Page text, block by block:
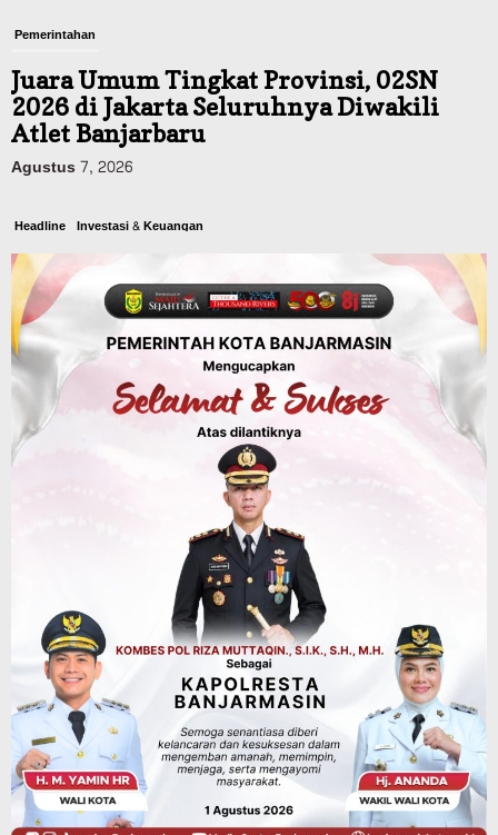
Pemerintahan
Juara Umum Tingkat Provinsi, 02SN
2026 di Jakarta Seluruhnya Diwakili
Atlet Banjarbaru
Agustus 7, 2026
Headline Investasi & Keuangan
KUA-PPAS 2027 Banjarbaru Defisit 170
Miliar, Pendapatan 1,2 Triliun Belanja
1,37 Triliun, Tutup Kekurangan dari
SiLPA
Agustus 7, 2026
Kalsel
Operasi Sikat Intan 2026 Berakhir, Polda
Kalsel Amankan Ribuan Miras Hingga
Pemerintahan Sosial & Keagamaan
Banjarmasin Pilot Project Perlinsos
Digital, Target 30 Persen IKD Masih
Jauh, Komisi II DPR Turun Tangan
Agustus 7, 2026